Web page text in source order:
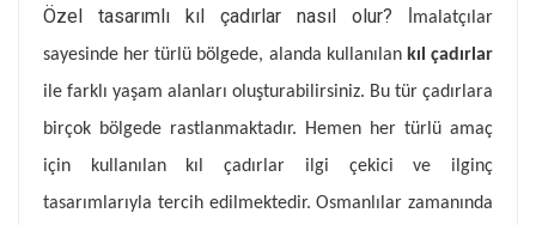
Özel tasarımlı kıl çadırlar nasıl olur? İmalatçılar
sayesinde her türlü bölgede, alanda kullanılan kıl çadırlar
ile farklı yaşam alanları oluşturabilirsiniz. Bu tür çadırlara
birçok bölgede rastlanmaktadır. Hemen her türlü amaç
için kullanılan kıl çadırlar ilgi çekici ve ilginç
tasarımlarıyla tercih edilmektedir. Osmanlılar zamanında